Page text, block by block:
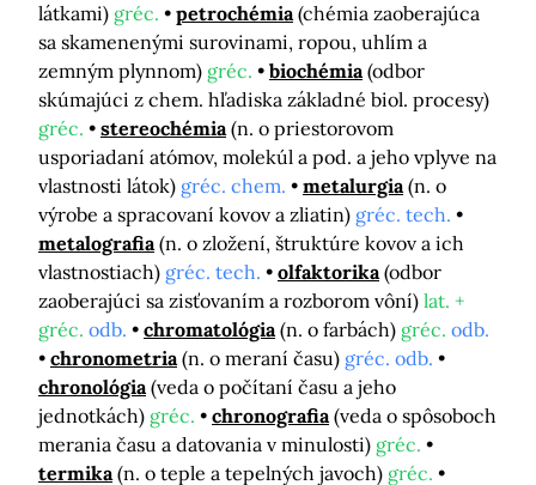
látkami) gréc. petrochémia (chémia zaoberajúca
sa skamenenými surovinami, ropou, uhlím a
zemným plynnom) gréc. biochémia (odbor
skúmajúci z chem. hľadiska základné biol. procesy)
gréc.
stereochémia (n. o priestorovom
usporiadaní atómov, molekúl a pod. a jeho vplyve na
vlastnosti látok) gréc. chem. metalurgia (n. o
výrobe a spracovaní kovov a zliatin) gréc. tech.
metalografia (n. o zložení, štruktúre kovov a ich
vlastnostiach) gréc. tech. olfaktorika (odbor
zaoberajúci sa zisťovaním a rozborom vôní) lat. +
gréc. odb. chromatológia (n. o farbách) gréc. odb.
chronometria (n. o meraní času) gréc. odb.
chronológia (veda o počítaní času a jeho
jednotkách) gréc. chronografia (veda o spôsoboch
merania času a datovania v minulosti) gréc.
termika (n. o teple a tepelných javoch) gréc.